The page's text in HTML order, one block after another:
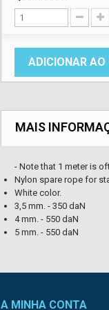
ADICIONAR AO
MAIS
- Note that 1 meter is
Nylon spare rope for
White color.
3,5 mm. - 350 daN
4 mm. - 550 daN
5 mm. - 550 daN
A MINHA CONTA